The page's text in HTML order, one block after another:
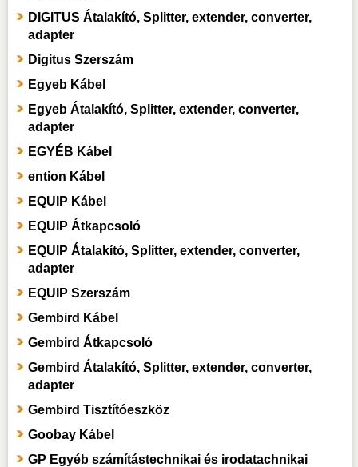
DIGITUS Átalakító, Splitter, extender, converter,
adapter
Digitus Szerszám
Egyeb Kábel
Egyeb Átalakító, Splitter, extender, converter,
adapter
EGYÉB Kábel
ention Kábel
EQUIP Kábel
EQUIP Átkapcsoló
EQUIP Átalakító, Splitter, extender, converter,
adapter
EQUIP Szerszám
Gembird Kábel
Gembird Átkapcsoló
Gembird Átalakító, Splitter, extender, converter,
adapter
Gembird Tisztítóeszköz
Goobay Kábel
GP Egyéb számítástechnikai és irodatachnikai